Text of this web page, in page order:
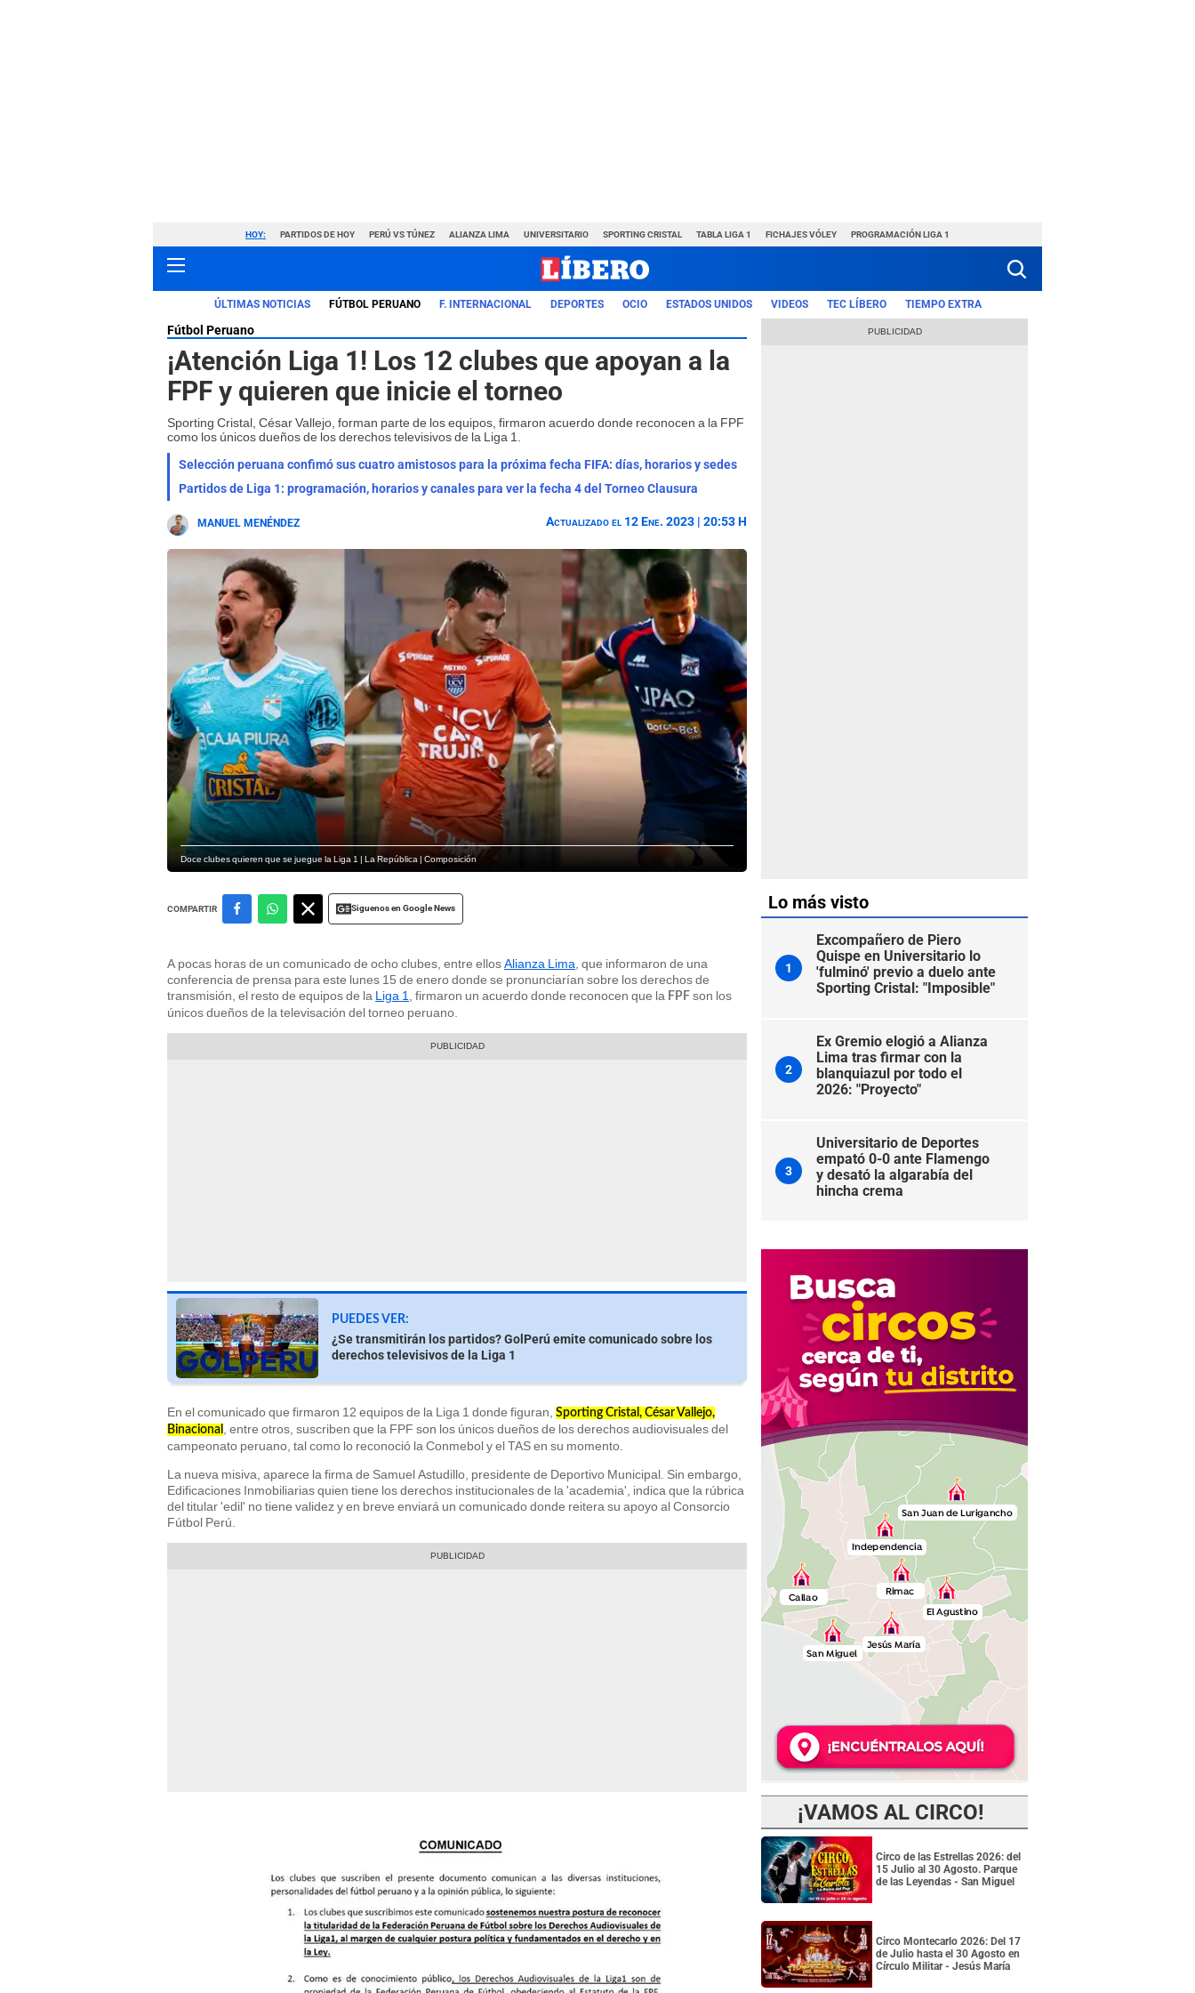
HOY: PARTIDOS DE HOY PERÚ VS TÚNEZ ALIANZA LIMA UNIVERSITARIO SPORTING CRISTAL TABLA LIGA 1 FICHAJES VÓLEY PROGRAMACIÓN LIGA 1
ÚLTIMAS NOTICIAS FÚTBOL PERUANO F. INTERNACIONAL DEPORTES OCIO ESTADOS UNIDOS VIDEOS TEC LÍBERO TIEMPO EXTRA
Fútbol Peruano
¡Atención Liga 1! Los 12 clubes que apoyan a la
FPF y quieren que inicie el torneo
Sporting Cristal, César Vallejo, forman parte de los equipos, firmaron acuerdo donde reconocen a la FPF
como los únicos dueños de los derechos televisivos de la Liga 1.
Selección peruana confimó sus cuatro amistosos para la próxima fecha FIFA: días, horarios y sedes
Partidos de Liga 1: programación, horarios y canales para ver la fecha 4 del Torneo Clausura
MANUEL MENÉNDEZ Actualizado el 12 Ene. 2023 | 20:53 H
Doce clubes quieren que se juegue la Liga 1 | La República | Composición
COMPARTIR Siguenos en Google News
A pocas horas de un comunicado de ocho clubes, entre ellosAlianza Lima , que informaron de una
conferencia de prensa para este lunes 15 de enero donde se pronunciarían sobre los derechos de
transmisión, el resto de equipos de la Liga 1 , firmaron un acuerdo donde reconocen que la FPF son los
únicos dueños de la televisación del torneo peruano.
PUEDES VER:
¿Se transmitirán los partidos? GolPerú emite comunicado sobre los
derechos televisivos de la Liga 1
En el comunicado que firmaron 12 equipos de la Liga 1 donde figuran, Sporting Cristal, César Vallejo,
Binacional
, entre otros, suscriben que la FPF son los únicos dueños de los derechos audiovisuales del
campeonato peruano, tal como lo reconoció la Conmebol y el TAS en su momento.
La nueva misiva, aparece la firma de Samuel Astudillo, presidente de Deportivo Municipal. Sin embargo,
Edificaciones Inmobiliarias quien tiene los derechos institucionales de la 'academia', indica que la rúbrica
del titular 'edil' no tiene validez y en breve enviará un comunicado donde reitera su apoyo al Consorcio
Fútbol Perú.
Lo más visto
1
Excompañero de Piero
Quispe en Universitario lo
'fulminó' previo a duelo ante
Sporting Cristal: "Imposible"
2
Ex Gremio elogió a Alianza
Lima tras firmar con la
blanquiazul por todo el
2026: "Proyecto"
3
Universitario de Deportes
empató 0-0 ante Flamengo
y desató la algarabía del
hincha crema
¡VAMOS AL CIRCO!
Circo de las Estrellas 2026: del
15 Julio al 30 Agosto. Parque
de las Leyendas - San Miguel
Circo Montecarlo 2026: Del 17
de Julio hasta el 30 Agosto en
Círculo Militar - Jesús María